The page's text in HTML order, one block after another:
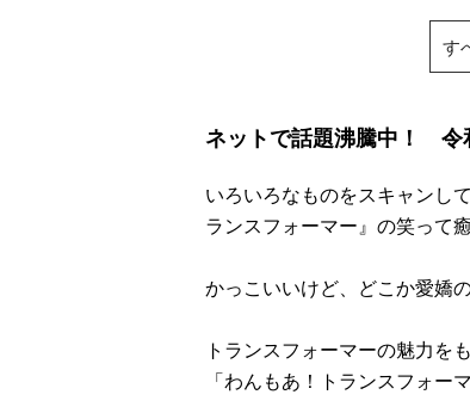
す
ネットで話題沸騰中！ 令
いろいろなものをスキャンし
ランスフォーマー』の笑って
かっこいいけど、どこか愛嬌
トランスフォーマーの魅力を
「わんもあ！トランスフォー